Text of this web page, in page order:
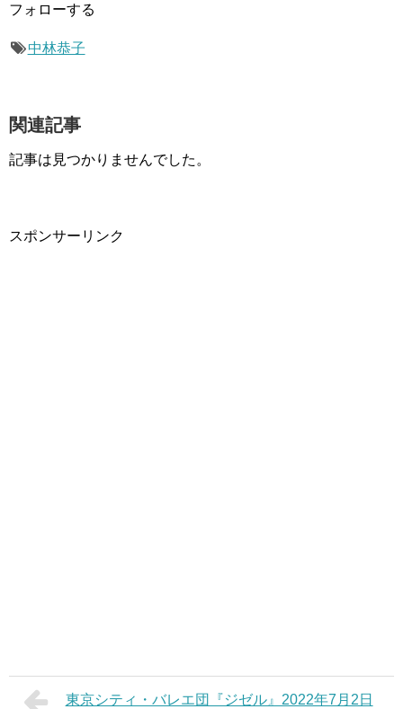
フォローする
中林恭子
関連記事
記事は見つかりませんでした。
スポンサーリンク
東京シティ・バレエ団『ジゼル』2022年7月2日